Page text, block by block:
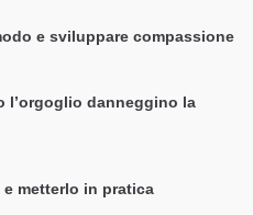
e sviluppare compassione
l’orgoglio danneggino la
metterlo in pratica